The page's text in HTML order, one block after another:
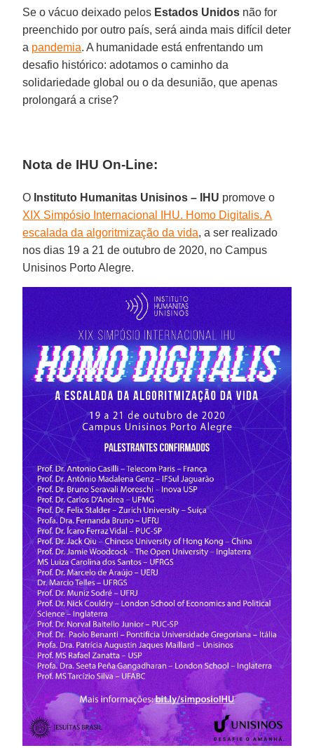
Se o vácuo deixado pelos Estados Unidos não for
preenchido por outro país, será ainda mais difícil deter
a pandemia. A humanidade está enfrentando um
desafio histórico: adotamos o caminho da
solidariedade global ou o da desunião, que apenas
prolongará a crise?
Nota de IHU On-Line:
O Instituto Humanitas Unisinos – IHU promove o
XIX Simpósio Internacional IHU. Homo Digitalis. A
escalada da algoritmização da vida, a ser realizado
nos dias 19 a 21 de outubro de 2020, no Campus
Unisinos Porto Alegre.